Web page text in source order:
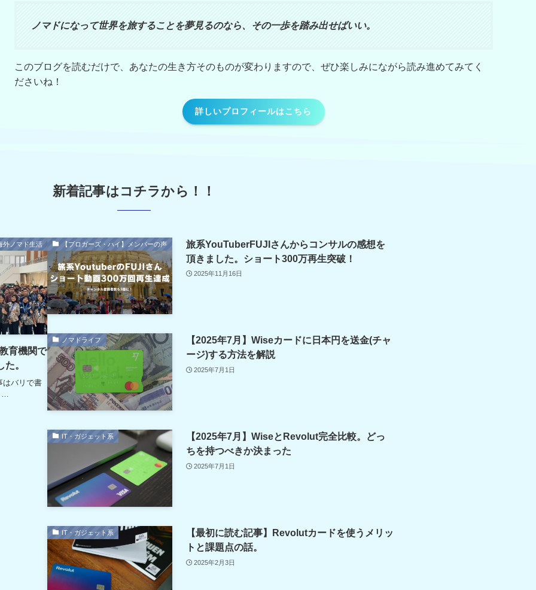
ノマドになって世界を旅することを夢見るのなら、その一歩を踏み出せばいい。
このブログを読むだけで、あなたの生き方そのものが変わりますので、ぜひ楽しみにながら読み進めてみてく
ださいね！
詳しいプロフィールはこちら
新着記事はコチラから！！
外ノマド生活
育機関で
。
はバリで書
【ブロガーズ・ハイ】メンバーの声
旅系YouTuberFUJIさんからコンサルの感想を
頂きました。ショート300万再生突破！
2025年11月16日
ノマドライフ
【2025年7月】Wiseカードに日本円を送金(チャ
ージ)する方法を解説
2025年7月1日
IT・ガジェット系
【2025年7月】WiseとRevolut完全比較。どっ
ちを持つべきか決まった
2025年7月1日
IT・ガジェット系
【最初に読む記事】Revolutカードを使うメリッ
トと課題点の話。
2025年2月3日